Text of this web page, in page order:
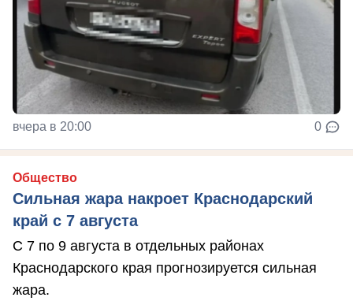
вчера в 20:00 0
Общество
Сильная жара накроет Краснодарский
край с 7 августа
С 7 по 9 августа в отдельных районах
Краснодарского края прогнозируется сильная
жара.